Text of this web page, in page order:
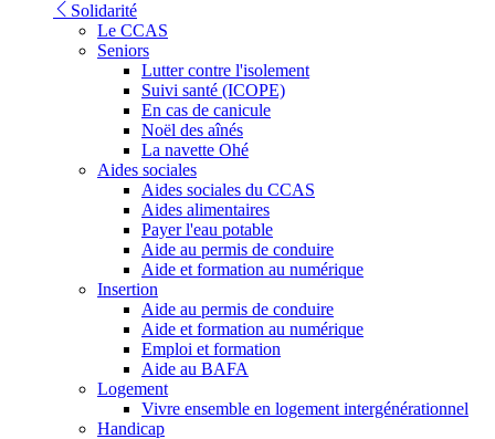
Solidarité
Le CCAS
Seniors
Lutter contre l'isolement
Suivi santé (ICOPE)
En cas de canicule
Noël des aînés
La navette Ohé
Aides sociales
Aides sociales du CCAS
Aides alimentaires
Payer l'eau potable
Aide au permis de conduire
Aide et formation au numérique
Insertion
Aide au permis de conduire
Aide et formation au numérique
Emploi et formation
Aide au BAFA
Logement
Vivre ensemble en logement intergénérationnel
Handicap